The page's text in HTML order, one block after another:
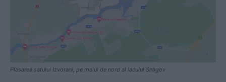
Plasarea satului Izvorani, pe malul de nord al lacului Snagov